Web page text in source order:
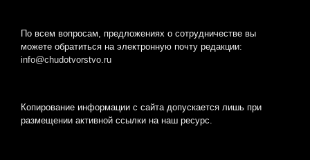
По всем вопросам, предложениях о сотрудничестве вы
можете обратиться на электронную почту редакции:
info@chudotvorstvo.ru
Копирование информации с сайта допускается лишь при
размещении активной ссылки на наш ресурс.